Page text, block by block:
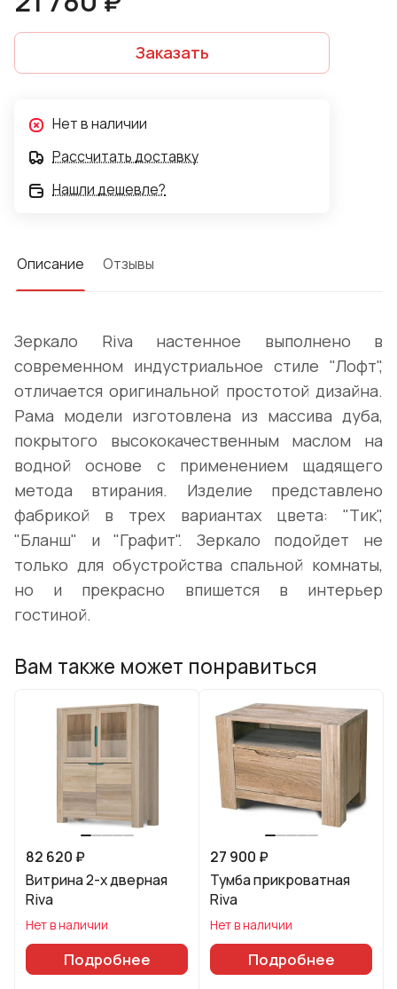
Заказать
Нет в наличии
Рассчитать доставку
Нашли дешевле?
Описание Отзывы
Зеркало Riva настенное выполнено в
современном индустриальное стиле "Лофт",
отличается оригинальной простотой дизайна.
Рама модели изготовлена из массива дуба,
покрытого высококачественным маслом на
водной основе с применением щадящего
метода втирания. Изделие представлено
фабрикой в трех вариантах цвета: "Тик",
"Бланш" и "Графит". Зеркало подойдет не
только для обустройства спальной комнаты,
но и прекрасно впишется в интерьер
гостиной.
Вам также может понравиться
82 620 ₽
Витрина 2-х дверная
Riva
Нет в наличии
Подробнее
27 900 ₽
Тумба прикроватная
Riva
Нет в наличии
Подробнее